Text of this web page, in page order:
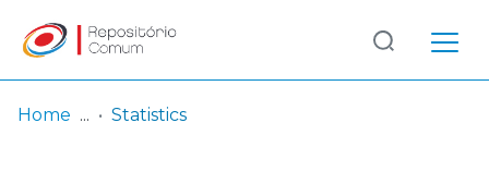
Log
In
(current)
Home Statistics